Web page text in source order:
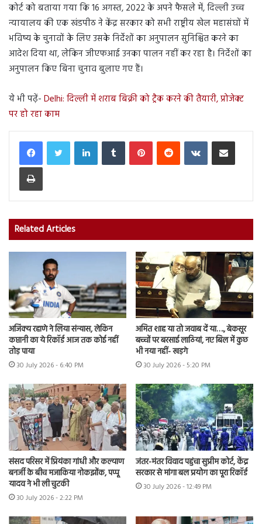
कोर्ट को बताया गया कि 16 अगस्त, 2022 के अपने फैसले में, दिल्ली उच्च
न्यायालय की एक खंडपीठ ने केंद्र सरकार को सभी राष्ट्रीय खेल महासंघों में
भविष्य के चुनावों के लिए उसके निर्देशों का अनुपालन सुनिश्चित करने का
आदेश दिया था, लेकिन जीएफआई उनका पालन नहीं कर रहा है। निर्देशों का
अनुपालन किए बिना चुनाव बुलाए गए हैं।
ये भी पढ़ें- Delhi: दिल्ली में शराब बिक्री को ट्रैक करने की तैयारी, प्रोजेक्ट
पर हो रहा काम
LinkedInTumblr PinterestReddit VKontakteShare via Email
Print
Related Articles
अजिंक्य रहाणे ने लिया संन्यास, लेकिन
कप्तानी का ये रिकॉर्ड आज तक कोई नहीं
तोड़ पाया
30 July 2026 - 6:40 PM
अमित शाह या तो जवाब दें या…., बेकसूर
बच्चों पर बरसाई लाठियां, नए बिल में कुछ
भी नया नहीं- खड़गे
30 July 2026 - 5:20 PM
संसद परिसर में प्रियंका गांधी और कल्याण
बनर्जी के बीच मजाकिया नोकझोंक, पप्पू
यादव ने भी ली चुटकी
30 July 2026 - 2:22 PM
जंतर-मंतर विवाद पहुंचा सुप्रीम कोर्ट, केंद्र
सरकार से मांगा बल प्रयोग का पूरा रिकॉर्ड
30 July 2026 - 12:49 PM